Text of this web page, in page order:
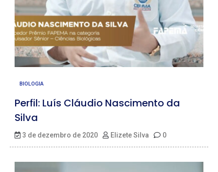
BIOLOGIA
Perfil: Luís Cláudio Nascimento da
Silva
3 de dezembro de 2020 Elizete Silva 0